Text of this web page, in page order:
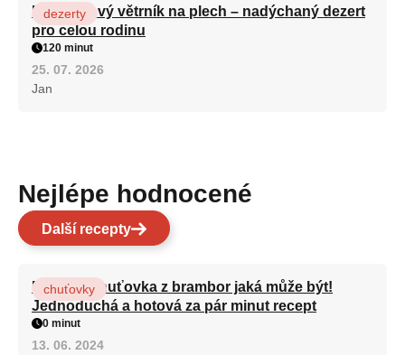
Karamelový větrník na plech – nadýchaný dezert
pro celou rodinu
dezerty
120 minut
25. 07. 2026
Jan
Nejlépe hodnocené
Další recepty
Nejlepší chuťovka z brambor jaká může být!
Jednoduchá a hotová za pár minut recept
chuťovky
0 minut
13. 06. 2024